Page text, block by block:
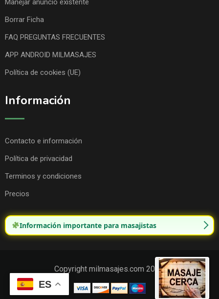
Manejar anuncio existente
Borrar Ficha
FAQ PREGUNTAS FRECUENTES
APP ANDROID MILMASAJES
Política de cookies (UE)
Información
Contacto e información
Política de privacidad
Terminos y condiciones
Precios
Información importante para masajistas
Copyright milmasajes.com 2025.
ES